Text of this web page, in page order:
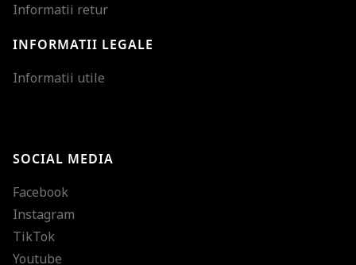
Informatii retur
INFORMATII LEGALE
Informatii utile
SOCIAL MEDIA
Facebook
Instagram
TikTok
Youtube